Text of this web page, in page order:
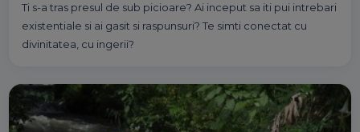
Ti s-a tras presul de sub picioare? Ai inceput sa iti pui intrebari
existentiale si ai gasit si raspunsuri? Te simti conectat cu
divinitatea, cu ingerii?